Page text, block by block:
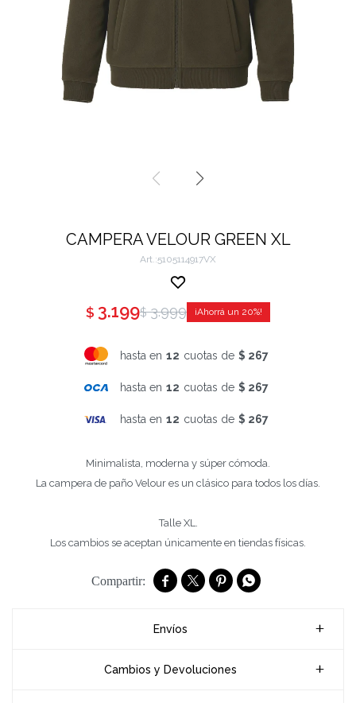
CAMPERA VELOUR GREEN XL
5105114917VX
$ 3.199$ 3.999 20
hasta en 12 cuotas de $ 267
hasta en 12 cuotas de $ 267
hasta en 12 cuotas de $ 267
Minimalista, moderna y súper cómoda.
La campera de paño Velour es un clásico para todos los días.
Talle XL.
Los cambios se aceptan únicamente en tiendas físicas.
   
Envíos
Cambios y Devoluciones